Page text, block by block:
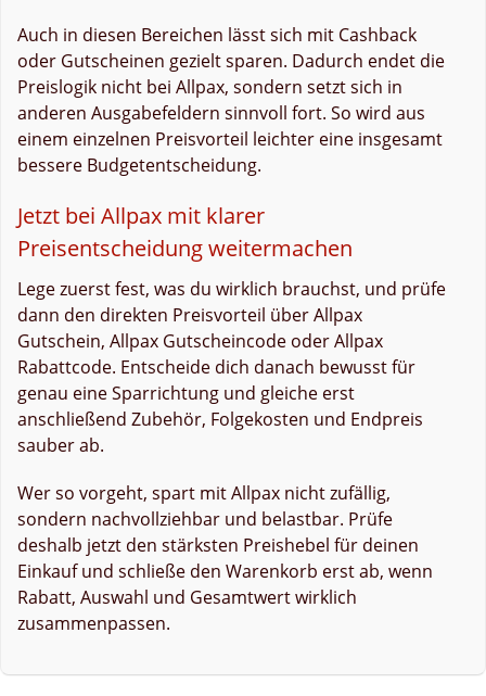
Auch in diesen Bereichen lässt sich mit Cashback
oder Gutscheinen gezielt sparen. Dadurch endet die
Preislogik nicht bei Allpax, sondern setzt sich in
anderen Ausgabefeldern sinnvoll fort. So wird aus
einem einzelnen Preisvorteil leichter eine insgesamt
bessere Budgetentscheidung.
Jetzt bei Allpax mit klarer
Preisentscheidung weitermachen
Lege zuerst fest, was du wirklich brauchst, und prüfe
dann den direkten Preisvorteil über Allpax
Gutschein, Allpax Gutscheincode oder Allpax
Rabattcode. Entscheide dich danach bewusst für
genau eine Sparrichtung und gleiche erst
anschließend Zubehör, Folgekosten und Endpreis
sauber ab.
Wer so vorgeht, spart mit Allpax nicht zufällig,
sondern nachvollziehbar und belastbar. Prüfe
deshalb jetzt den stärksten Preishebel für deinen
Einkauf und schließe den Warenkorb erst ab, wenn
Rabatt, Auswahl und Gesamtwert wirklich
zusammenpassen.